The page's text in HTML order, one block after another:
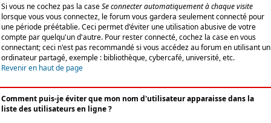
Si vous ne cochez pas la caseSe connecter automatiquement à chaque visite
lorsque vous vous connectez, le forum vous gardera seulement connecté pour
une période préétablie. Ceci permet d'éviter une utilisation abusive de votre
compte par quelqu'un d'autre. Pour rester connecté, cochez la case en vous
connectant; ceci n'est pas recommandé si vous accédez au forum en utilisant un
ordinateur partagé, exemple : bibliothèque, cybercafé, université, etc.
Revenir en haut de page
Comment puis-je éviter que mon nom d'utilisateur apparaisse dans la
liste des utilisateurs en ligne ?